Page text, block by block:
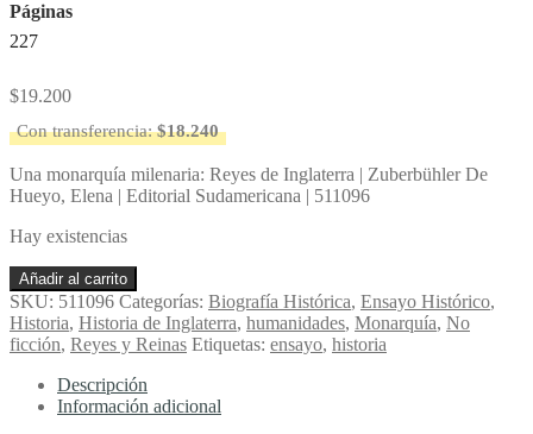
Páginas
227
$19.200
Con transferencia:$18.240
Una monarquía milenaria: Reyes de Inglaterra | Zuberbühler De
Hueyo, Elena | Editorial Sudamericana | 511096
Hay existencias
Una
monarquía
milenaria:
Reyes
Inglaterra
Añadir al carrito
SKU: 511096 Categorías: Biografía Histórica, Ensayo Histórico,
Historia, Historia de Inglaterra, humanidades, Monarquía, No
ficción, Reyes y Reinas Etiquetas: ensayo, historia
Descripción
Información adicional